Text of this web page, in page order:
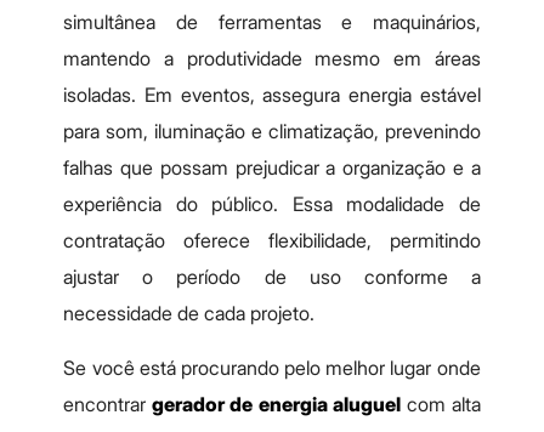
simultânea de ferramentas e maquinários,
mantendo a produtividade mesmo em áreas
isoladas. Em eventos, assegura energia estável
para som, iluminação e climatização, prevenindo
falhas que possam prejudicar a organização e a
experiência do público. Essa modalidade de
contratação oferece flexibilidade, permitindo
ajustar o período de uso conforme a
necessidade de cada projeto.
Se você está procurando pelo melhor lugar onde
encontrargerador de energia aluguelcom alta